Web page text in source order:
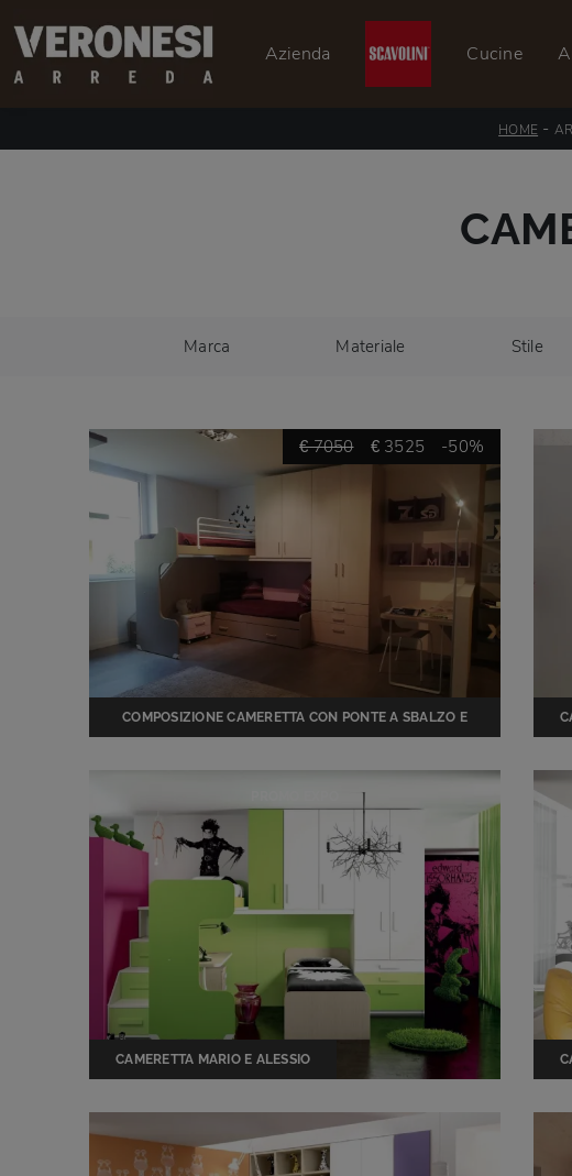
Azienda Cucine
HOME -
Marca Materiale Stile
€ 7050 € 3525 -50%
COMPOSIZIONE CAMERETTA CON PONTE A SBALZO E
CAMERETTA MARIO E ALESSIO